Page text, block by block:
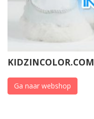
KIDZINCOLOR.COM
Ga naar webshop